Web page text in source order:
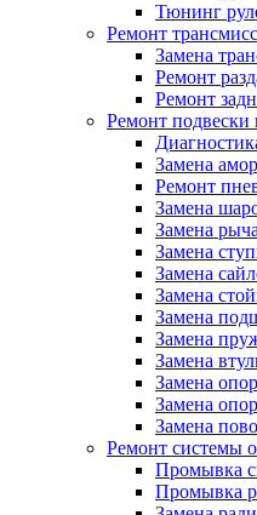
Тюнинг
Ремонт
Замена
Ремонт
Ремонт
Ремонт подвески
Замена
Ремонт
Замена
Замена
Замена
Замена
Замена
Замена
Замена
Замена
Замена
Замена
Замена
Ремонт системы
Промывка
Промывка